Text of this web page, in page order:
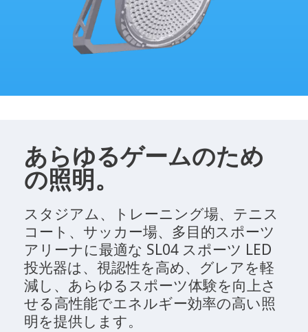
あらゆるゲームのため
の照明。
スタジアム、トレーニング場、テニス
コート、サッカー場、多目的スポーツ
アリーナに最適な SL04 スポーツ LED
投光器は、視認性を高め、グレアを軽
減し、あらゆるスポーツ体験を向上さ
せる高性能でエネルギー効率の高い照
明を提供します。